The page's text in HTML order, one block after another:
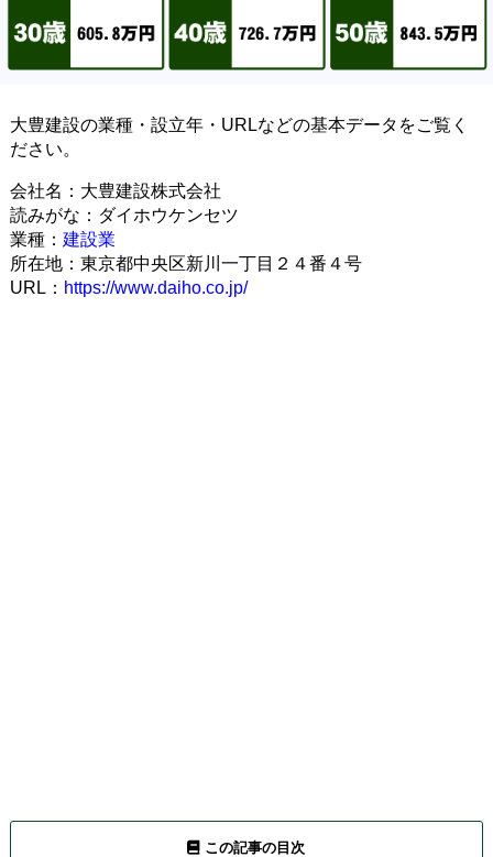
大豊建設の業種・設立年・URLなどの基本データをご覧く
ださい。
会社名：大豊建設株式会社
読みがな：ダイホウケンセツ
業種： 建設業
所在地：東京都中央区新川一丁目２４番４号
URL： https://www.daiho.co.jp/
この記事の目次